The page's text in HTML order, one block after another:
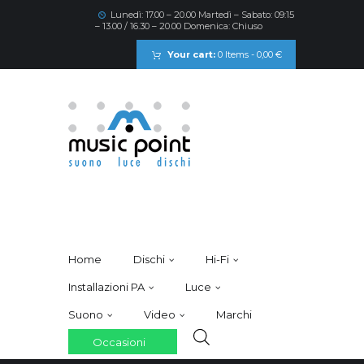
Lunedì: 17.00 – 20.00 Martedì – Sabato: 09:15
– 13.00 / 16.30 – 20.00 Domenica: Chiuso
Your cart: 0 Items -0,00 €
Home Dischi Hi-Fi
Installazioni PA Luce
Suono Video Marchi
Occasioni